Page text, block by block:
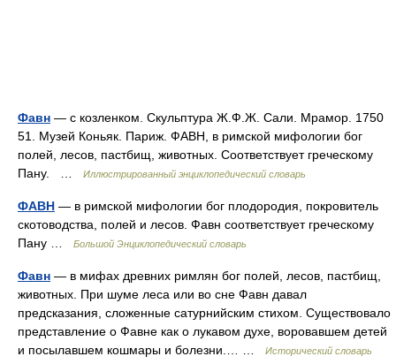
Фавн — с козленком. Скульптура Ж.Ф.Ж. Сали. Мрамор. 1750
51. Музей Коньяк. Париж. ФАВН, в римской мифологии бог
полей, лесов, пастбищ, животных. Соответствует греческому
Пану. …
Иллюстрированный энциклопедический словарь
ФАВН — в римской мифологии бог плодородия, покровитель
скотоводства, полей и лесов. Фавн соответствует греческому
Пану …
Большой Энциклопедический словарь
Фавн — в мифах древних римлян бог полей, лесов, пастбищ,
животных. При шуме леса или во сне Фавн давал
предсказания, сложенные сатурнийским стихом. Существовало
представление о Фавне как о лукавом духе, воровавшем детей
и посылавшем кошмары и болезни.… …
Исторический словарь